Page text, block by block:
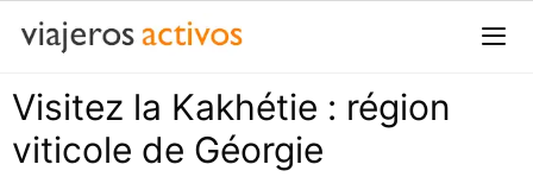
Passer
contenu
Visitez la Kakhétie : région
viticole de Géorgie